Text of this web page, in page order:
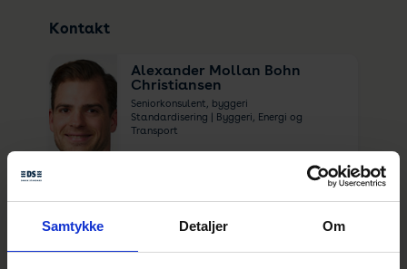
Samtykke Detaljer Om
Kontakt
Alexander Mollan Bohn
Christiansen
Seniorkonsulent, byggeri
Standardisering | Byggeri, Energi og
Transport